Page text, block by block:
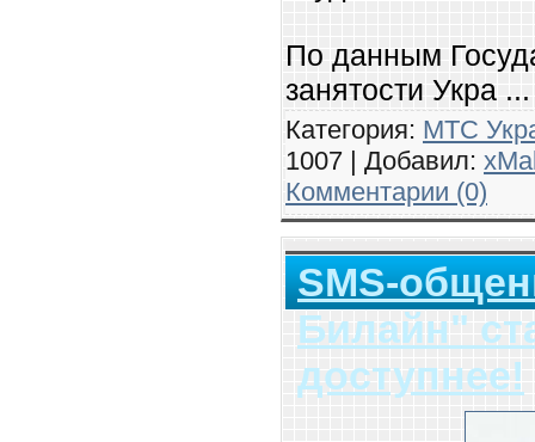
По данным
занятости Укра
Категория: МТС
1007 | Добавил:
Комментарии (0)
SMS-
Билайн"
доступнее!